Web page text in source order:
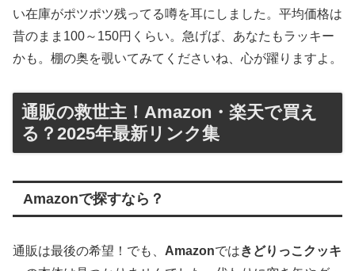
い在庫がポツポツ残ってる噂を耳にしました。平均価格は
昔のまま100～150円くらい。急げば、あなたもラッキー
かも。棚の奥を覗いてみてくださいね、心が躍りますよ。
通販の救世主！Amazon・楽天で買え
る？2025年最新リンク集
Amazonで探すなら？
通販は最後の希望！でも、 Amazonではきどりっこクッキ